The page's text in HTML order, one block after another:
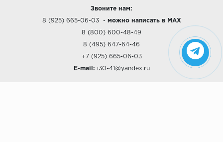
Звоните нам:
8 (925) 665-06-03- можно написать в MAX
8 (800) 600-48-49
8 (495) 647-64-46
+7 (925) 665-06-03
E-mail: i30-41@yandex.ru